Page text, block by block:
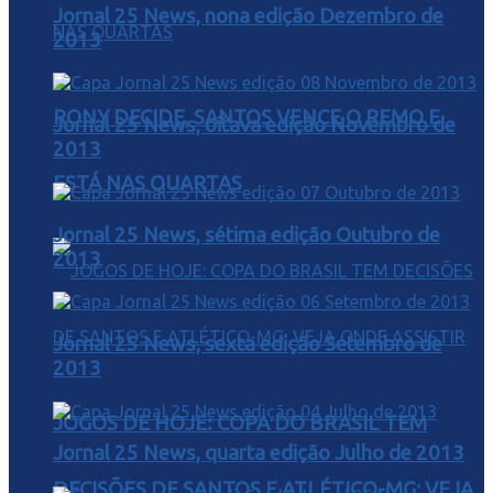
RONY DECIDE, SANTOS VENCE O REMO E
ESTÁ NAS QUARTAS
JOGOS DE HOJE: COPA DO BRASIL TEM
Jornal 25 News, nona edição Dezembro de
2013
Jornal 25 News, oitava edição Novembro de
2013
Jornal 25 News, sétima edição Outubro de
2013
Jornal 25 News, sexta edição Setembro de
2013
Jornal 25 News, quarta edição Julho de 2013